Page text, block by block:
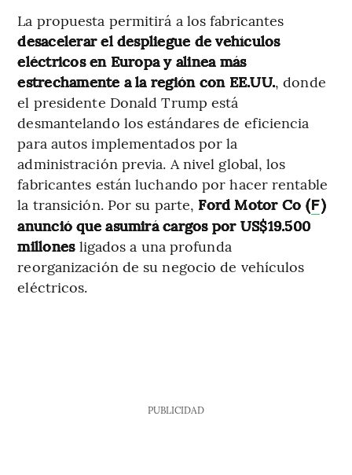
La propuesta permitirá a los fabricantes
desacelerar el despliegue de vehículos
eléctricos en Europa y alinea más
estrechamente a la región con EE.UU., donde
el presidente Donald Trump está
desmantelando los estándares de eficiencia
para autos implementados por la
administración previa. A nivel global, los
fabricantes están luchando por hacer rentable
la transición. Por su parte, Ford Motor Co (F)
anunció que asumirá cargos por US$19.500
millones ligados a una profunda
reorganización de su negocio de vehículos
eléctricos.
PUBLICIDAD